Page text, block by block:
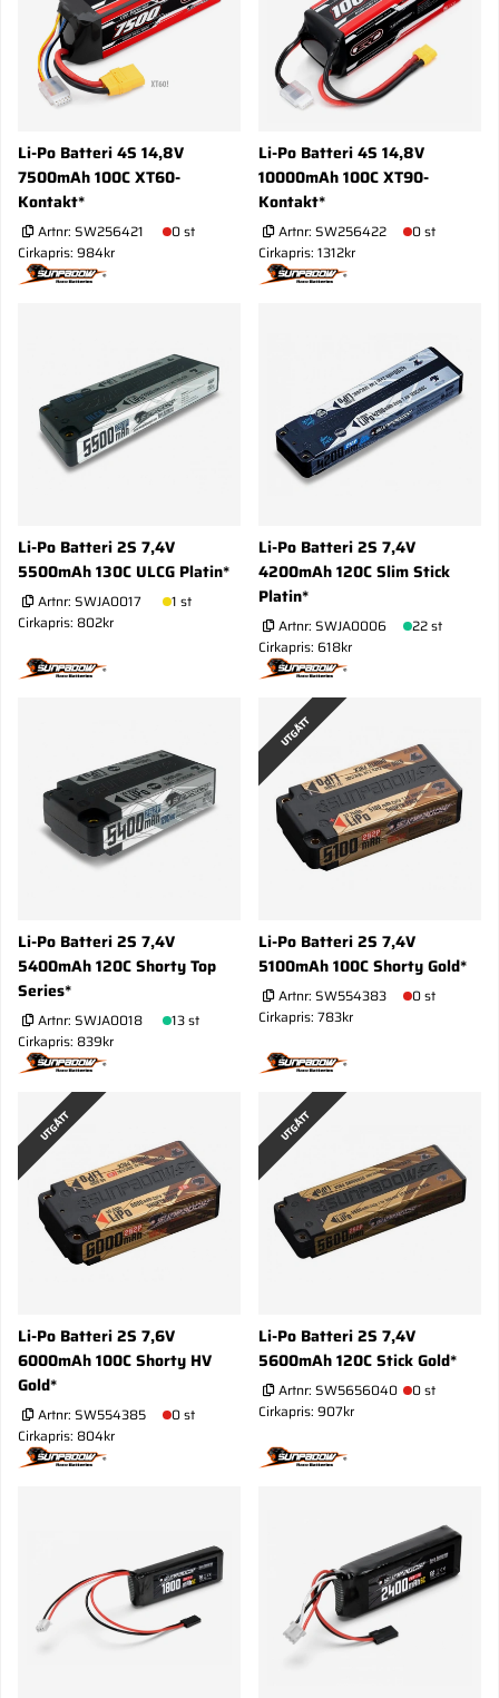
Li-Po Batteri 4S 14,8V
7500mAh 100C XT60-
Kontakt*
Artnr: SW256421
0 st
Cirkapris: 984kr
Li-Po Batteri 4S 14,8V
10000mAh 100C XT90-
Kontakt*
Artnr: SW256422
0 st
Cirkapris: 1312kr
Li-Po Batteri 2S 7,4V
5500mAh 130C ULCG Platin*
Artnr: SWJA0017
1 st
Cirkapris: 802kr
Li-Po Batteri 2S 7,4V
4200mAh 120C Slim Stick
Platin*
Artnr: SWJA0006
22 st
Cirkapris: 618kr
Li-Po Batteri 2S 7,4V
5400mAh 120C Shorty Top
Series*
Artnr: SWJA0018
13 st
Cirkapris: 839kr
UTGÅTT
Li-Po Batteri 2S 7,4V
5100mAh 100C Shorty Gold*
Artnr: SW554383
0 st
Cirkapris: 783kr
UTGÅTT
Li-Po Batteri 2S 7,6V
6000mAh 100C Shorty HV
Gold*
Artnr: SW554385
0 st
Cirkapris: 804kr
UTGÅTT
Li-Po Batteri 2S 7,4V
5600mAh 120C Stick Gold*
Artnr: SW5656040
0 st
Cirkapris: 907kr